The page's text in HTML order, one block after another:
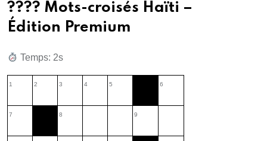
???? Mots-croisés Haïti –
Édition Premium
Temps: 3s
1 2 3 4 5 6
7 8 9